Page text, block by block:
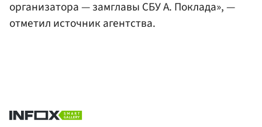
организатора — замглавы СБУ А. Поклада», —
отметил источник агентства.